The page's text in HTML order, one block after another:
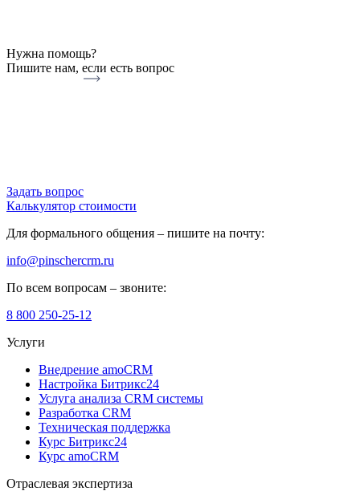
Нужна помощь?
Пишите нам, если есть вопрос
Задать вопрос
Калькулятор стоимости
Для формального общения – пишите на почту:
info@pinschercrm.ru
По всем вопросам – звоните:
8 800 250-25-12
Услуги
Внедрение amoCRM
Настройка Битрикс24
Услуга анализа CRM системы
Разработка CRM
Техническая поддержка
Курс Битрикс24
Курс amoCRM
Отраслевая экспертиза